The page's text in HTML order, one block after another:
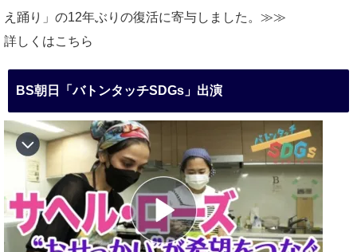
え踊り」の12年ぶりの復活に寄与しました。≫≫
詳しくはこちら
BS朝日「バトンタッチSDGs」出演